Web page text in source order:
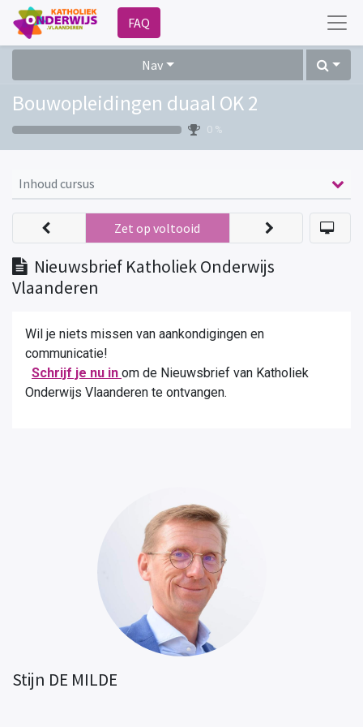
FAQ
Nav
Bouwopleidingen duaal OK 2
0 %
Inhoud cursus
Nieuwsbrief Katholiek Onderwijs
Vlaanderen
Zet op voltooid
Wil je niets missen van aankondigingen en
communicatie!
Schrijf je nu in om de Nieuwsbrief van Katholiek
Onderwijs Vlaanderen te ontvangen.
Stijn DE MILDE